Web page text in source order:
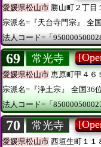
愛媛県松山市 勝山町２丁目
宗派名=『天台寺門宗』
全
法人コード=「
69 常光寺
愛媛県松山市 恵原町甲４６
宗派名=『浄土宗』
全国36
法人コード=「
70 常光寺
愛媛県松山市 西垣生町１１